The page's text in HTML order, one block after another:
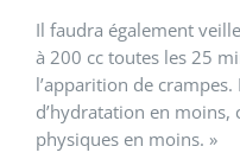
Il faudra également
à 200 cc toutes les 25
l’apparition de crampes.
d’hydratation en moins,
physiques en moins. »